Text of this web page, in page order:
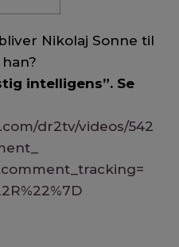
Nikolaj Sonne til
intelligens”. Se
dr2tv/videos/542